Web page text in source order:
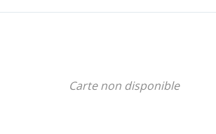
Carte non disponible